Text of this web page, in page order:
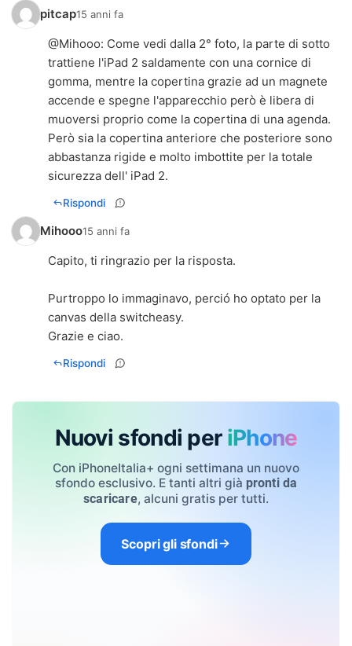
pitcap15 anni fa
@Mihooo: Come vedi dalla 2° foto, la parte di sotto
trattiene l'iPad 2 saldamente con una cornice di
gomma, mentre la copertina grazie ad un magnete
accende e spegne l'apparecchio però è libera di
muoversi proprio come la copertina di una agenda.
Però sia la copertina anteriore che posteriore sono
abbastanza rigide e molto imbottite per la totale
sicurezza dell' iPad 2.
Rispondi
Mihooo15 anni fa
Capito, ti ringrazio per la risposta.
Purtroppo lo immaginavo, perció ho optato per la
canvas della switcheasy.
Grazie e ciao.
Rispondi
Nuovi sfondi per iPhone
Con iPhoneItalia+ ogni settimana un nuovo
sfondo esclusivo. E tanti altri già pronti da
scaricare, alcuni gratis per tutti.
Scopri gli sfondi